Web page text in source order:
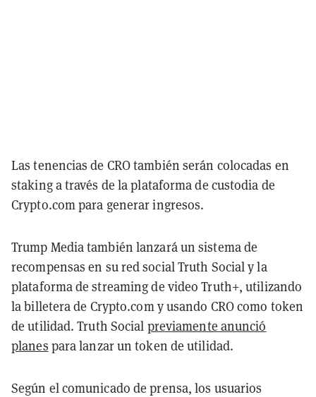
Las tenencias de CRO también serán colocadas en
staking a través de la plataforma de custodia de
Crypto.com para generar ingresos.
Trump Media también lanzará un sistema de
recompensas en su red social Truth Social y la
plataforma de streaming de video Truth+, utilizando
la billetera de Crypto.com y usando CRO como token
de utilidad. Truth Social previamente anunció
planes para lanzar un token de utilidad.
Según el comunicado de prensa, los usuarios